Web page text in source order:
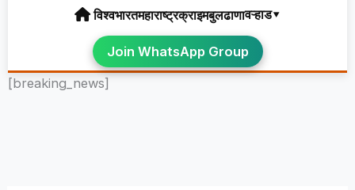
विश्वभारतमहाराष्ट्रक्राइमबुलढाणावऱ्हाड▾
Join WhatsApp Group
[breaking_news]